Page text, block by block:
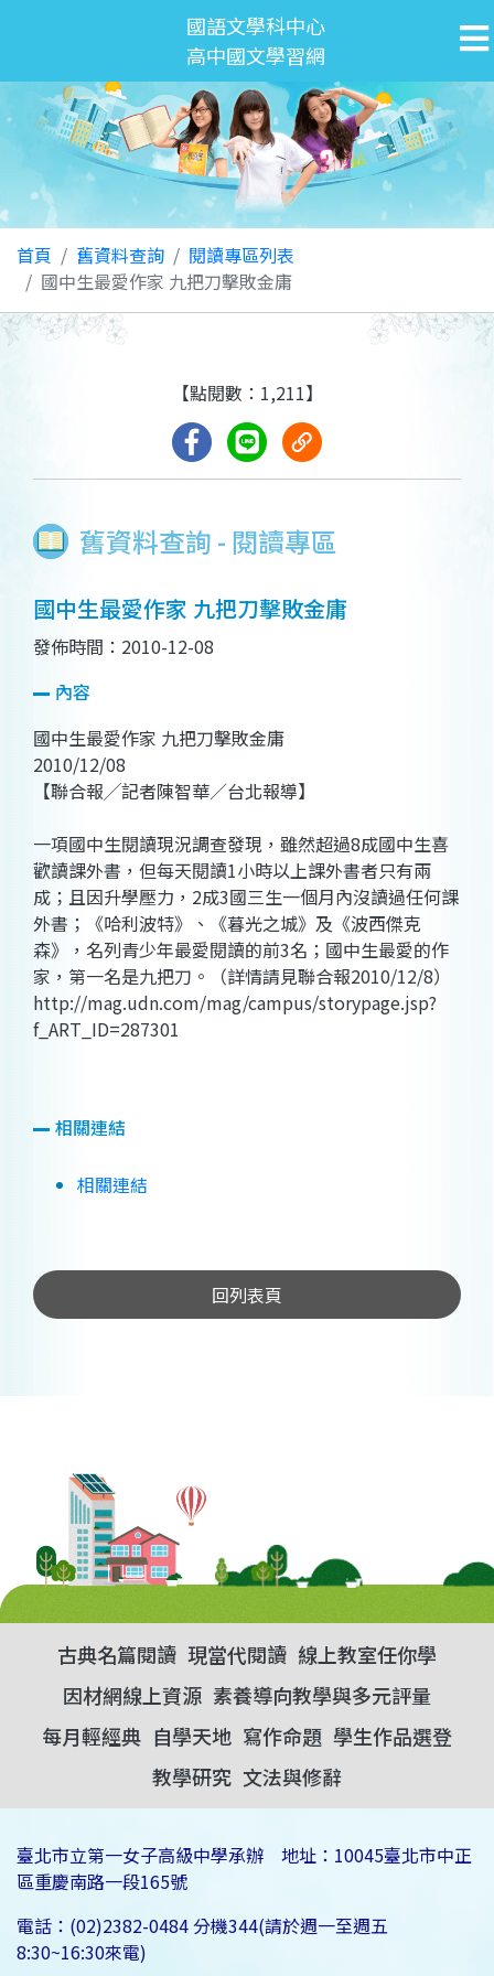
國語文學科中心
高中國文學習網
首頁 舊資料查詢
閱讀專區列表
國中生最愛作家 九把刀擊敗金庸
舊資料查詢 - 閱讀專區
【點閱數：1,211】
國中生最愛作家 九把刀擊敗金庸
發佈時間：2010-12-08
內容
國中生最愛作家 九把刀擊敗金庸
2010/12/08
【聯合報╱記者陳智華／台北報導】
一項國中生閱讀現況調查發現，雖然超過8成國中生喜
歡讀課外書，但每天閱讀1小時以上課外書者只有兩
成；且因升學壓力，2成3國三生一個月內沒讀過任何課
外書；《哈利波特》、《暮光之城》及《波西傑克
森》，名列青少年最愛閱讀的前3名；國中生最愛的作
家，第一名是九把刀。（詳情請見聯合報2010/12/8）
http://mag.udn.com/mag/campus/storypage.jsp?
f_ART_ID=287301
相關連結
相關連結
回列表頁
古典名篇閱讀 現當代閱讀 線上教室任你學
因材網線上資源 素養導向教學與多元評量
每月輕經典 自學天地 寫作命題 學生作品選登
教學研究 文法與修辭
臺北市立第一女子高級中學承辦 地址：10045臺北市中正
區重慶南路一段165號
電話：(02)2382-0484 分機344(請於週一至週五
8:30~16:30來電)